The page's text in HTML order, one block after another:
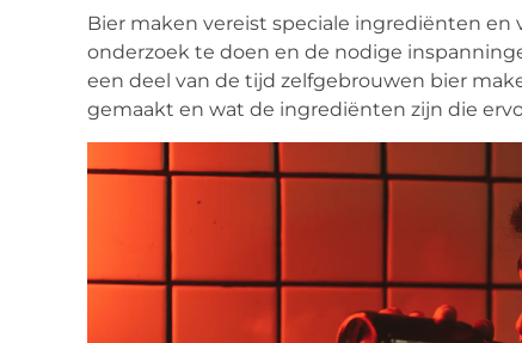
Bier maken vereist speciale ingrediënten en
onderzoek te doen en de nodige
een deel van de tijd zelfgebrouwen bier
gemaakt en wat de ingrediënten zijn die